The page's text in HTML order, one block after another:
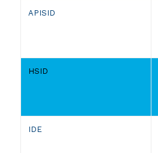
APISID
HSID
IDE